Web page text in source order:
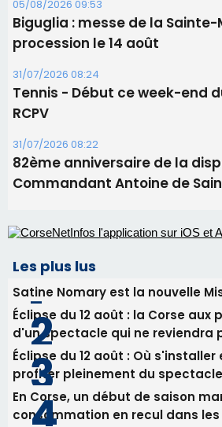
06/08/2026 15:25
Corte – L’association A
projection sous les étoiles
06/08/2026 15:04
Alata - Soirée Tango Argentin
Benedetto
05/08/2026 09:53
Biguglia : messe de la
procession le 14 août
Tennis - Début ce week-end
RCPV
31/07/2026 08:22
82ème anniversaire de la
Commandant Antoine de
Les plus lus